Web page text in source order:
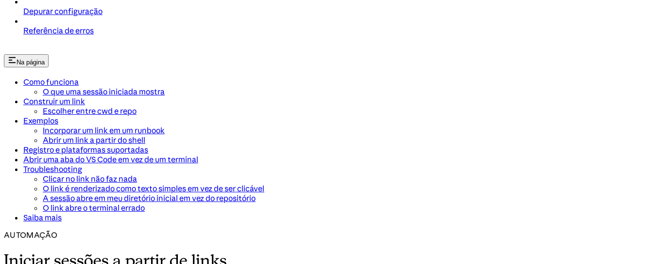
Depurar configuração
Referência de erros
Na página
Como funciona
O que uma sessão iniciada mostra
Construir um link
Escolher entre cwd e repo
Exemplos
Incorporar um link em um runbook
Abrir um link a partir do shell
Registro e plataformas suportadas
Abrir uma aba do VS Code em vez de um terminal
Troubleshooting
Clicar no link não faz nada
O link é renderizado como texto simples em vez de ser clicável
A sessão abre em meu diretório inicial em vez do repositório
O link abre o terminal errado
Saiba mais
AUTOMAÇÃO
Iniciar sessões a partir de links